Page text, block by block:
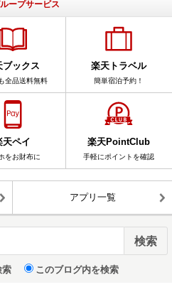
ープサービス
ブックス
全品送料無料
楽天トラベル
簡単宿泊予約！
天ペイ
をお財布に
楽天PointClub
手軽にポイントを確認
アプリ一覧
このブログ内を検索